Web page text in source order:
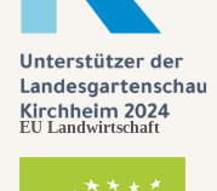
EU Landwirtschaft